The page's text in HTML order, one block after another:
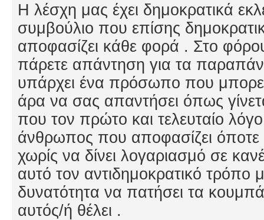
Η λέσχη μας έχει δημοκρατικά
συμβούλιο που επίσης
αποφασίζει κάθε φορά . Στο
πάρετε απάντηση για τα
υπάρχει ένα πρόσωπο που
άρα να σας απαντήσει όπως
που τον πρώτο και τελευταίο
άνθρωπος που αποφασίζει όποτε
χωρίς να δίνει λογαριασμό σε
αυτό τον αντιδημοκρατικό τρόπο
δυνατότητα να πατήσει τα
αυτός/ή θέλει .